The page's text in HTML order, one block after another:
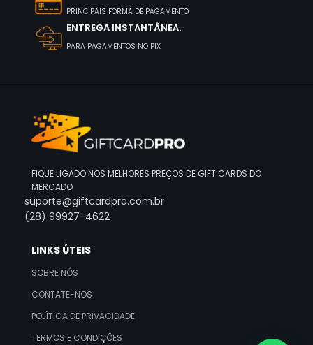
PRINCIPAIS FORMA DE PAGAMENTO
ENTREGA INSTANTÂNEA.
PARA PAGAMENTOS NO PIX
FIQUE LIGADO NOS MELHORES PREÇOS DE GIFT CARDS DO
MERCADO
suporte@giftcardpro.com.br
(28) 99927-4622
LINKS ÚTEIS
SOBRE NÓS
CONTATE-NOS
POLÍTICA DE PRIVACIDADE
TERMOS E CONDIÇÕES